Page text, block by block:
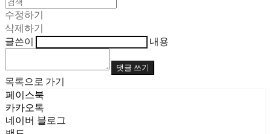
수정하기
삭제하기
글쓴이
내용
댓글 쓰기
목록으로 가기
페이스북
카카오톡
네이버 블로그